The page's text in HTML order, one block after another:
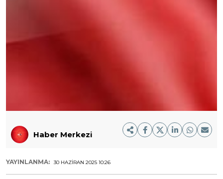
Haber Merkezi
YAYINLANMA: 30 HAZIRAN 2025 10:26